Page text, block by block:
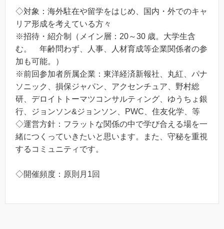
◇対象：海外駐在や留学をはじめ、国内・外でのキャ
リア形成を考えている方々
※招待・紹介制（メイン層：20～30 歳。大学生含
む。 年齢問わず、人事、人材育成等企業関係者の参
加も可能。）
※前回参加者所属企業：東洋経済新報社、丸紅、パナ
ソニック、損保ジャパン、アクセンチュア、野村総
研、デロイトトーマツコンサルティング、ゆうちょ銀
行、ジョンソン&ジョンソン、PWC、住友化学、等
◇運営方針：フラットな関係の中で学び合える場を一
緒につくっていきたいと思います。また、守秘を重視
するコミュニティです。
◇開催頻度：原則月1回